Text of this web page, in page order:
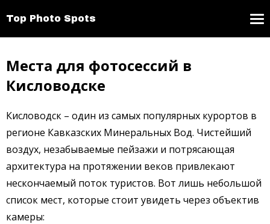
Top Photo Spots
Места для фотосессий в
Кисловодске
Кисловодск – один из самых популярных курортов в
регионе Кавказских Минеральных Вод. Чистейший
воздух, незабываемые пейзажи и потрясающая
архитектура на протяжении веков привлекают
нескончаемый поток туристов. Вот лишь небольшой
список мест, которые стоит увидеть через объектив
камеры: